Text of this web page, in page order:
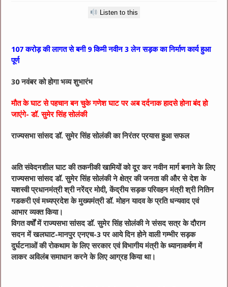
Listen to this
107 करोड़ की लागत से बनी 9 किमी नवीन 3 लेन सड़क का निर्माण कार्य हुआ
पूर्ण
30 नवंबर को होगा भव्य शुभारंभ
मौत के घाट से पहचान बन चुके गणेश घाट पर अब दर्दनाक हादसे होना बंद हो
जाएंगे- डॉ. सुमेर सिंह सोलंकी
राज्यसभा सांसद डॉ. सुमेर सिंह सोलंकी का निरंतर प्रयास हुआ सफल
अति संवेदनशील घाट की तकनीकी खामियों को दूर कर नवीन मार्ग बनाने के लिए
राज्यसभा सांसद डॉ. सुमेर सिंह सोलंकी ने क्षेत्र की जनता की और से देश के
यशस्वी प्रधानमंत्री श्री नरेंद्र मोदी, केंद्रीय सड़क परिवहन मंत्री श्री नितिन
गडकरी एवं मध्यप्रदेश के मुख्यमंत्री डॉ. मोहन यादव के प्रति धन्यवाद एवं
आभार व्यक्त किया।
विगत वर्षों में राज्यसभा सांसद डॉ. सुमेर सिंह सोलंकी ने संसद सत्र के दौरान
सदन में खलघाट-मानपुर एनएच-3 पर आये दिन होने वाली गम्भीर सड़क
दुर्घटनाओं की रोकथाम के लिए सरकार एवं विभागीय मंत्री के ध्यानाकर्षण में
लाकर अविलंब समाधान करने के लिए आग्रह किया था।